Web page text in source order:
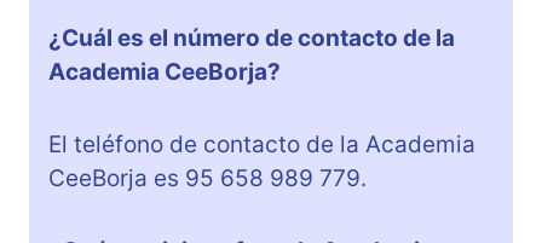
¿Cuál es el número de contacto de la
Academia CeeBorja?
El teléfono de contacto de la Academia
CeeBorja es 95 658 989 779.